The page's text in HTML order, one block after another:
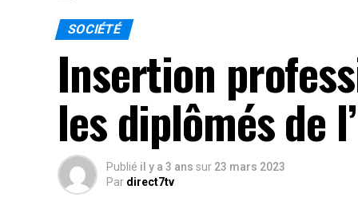
SOCIÉTÉ
Insertion
les diplômés de
Publié il y a 3 ans sur 23 mars 2023
Par direct7tv